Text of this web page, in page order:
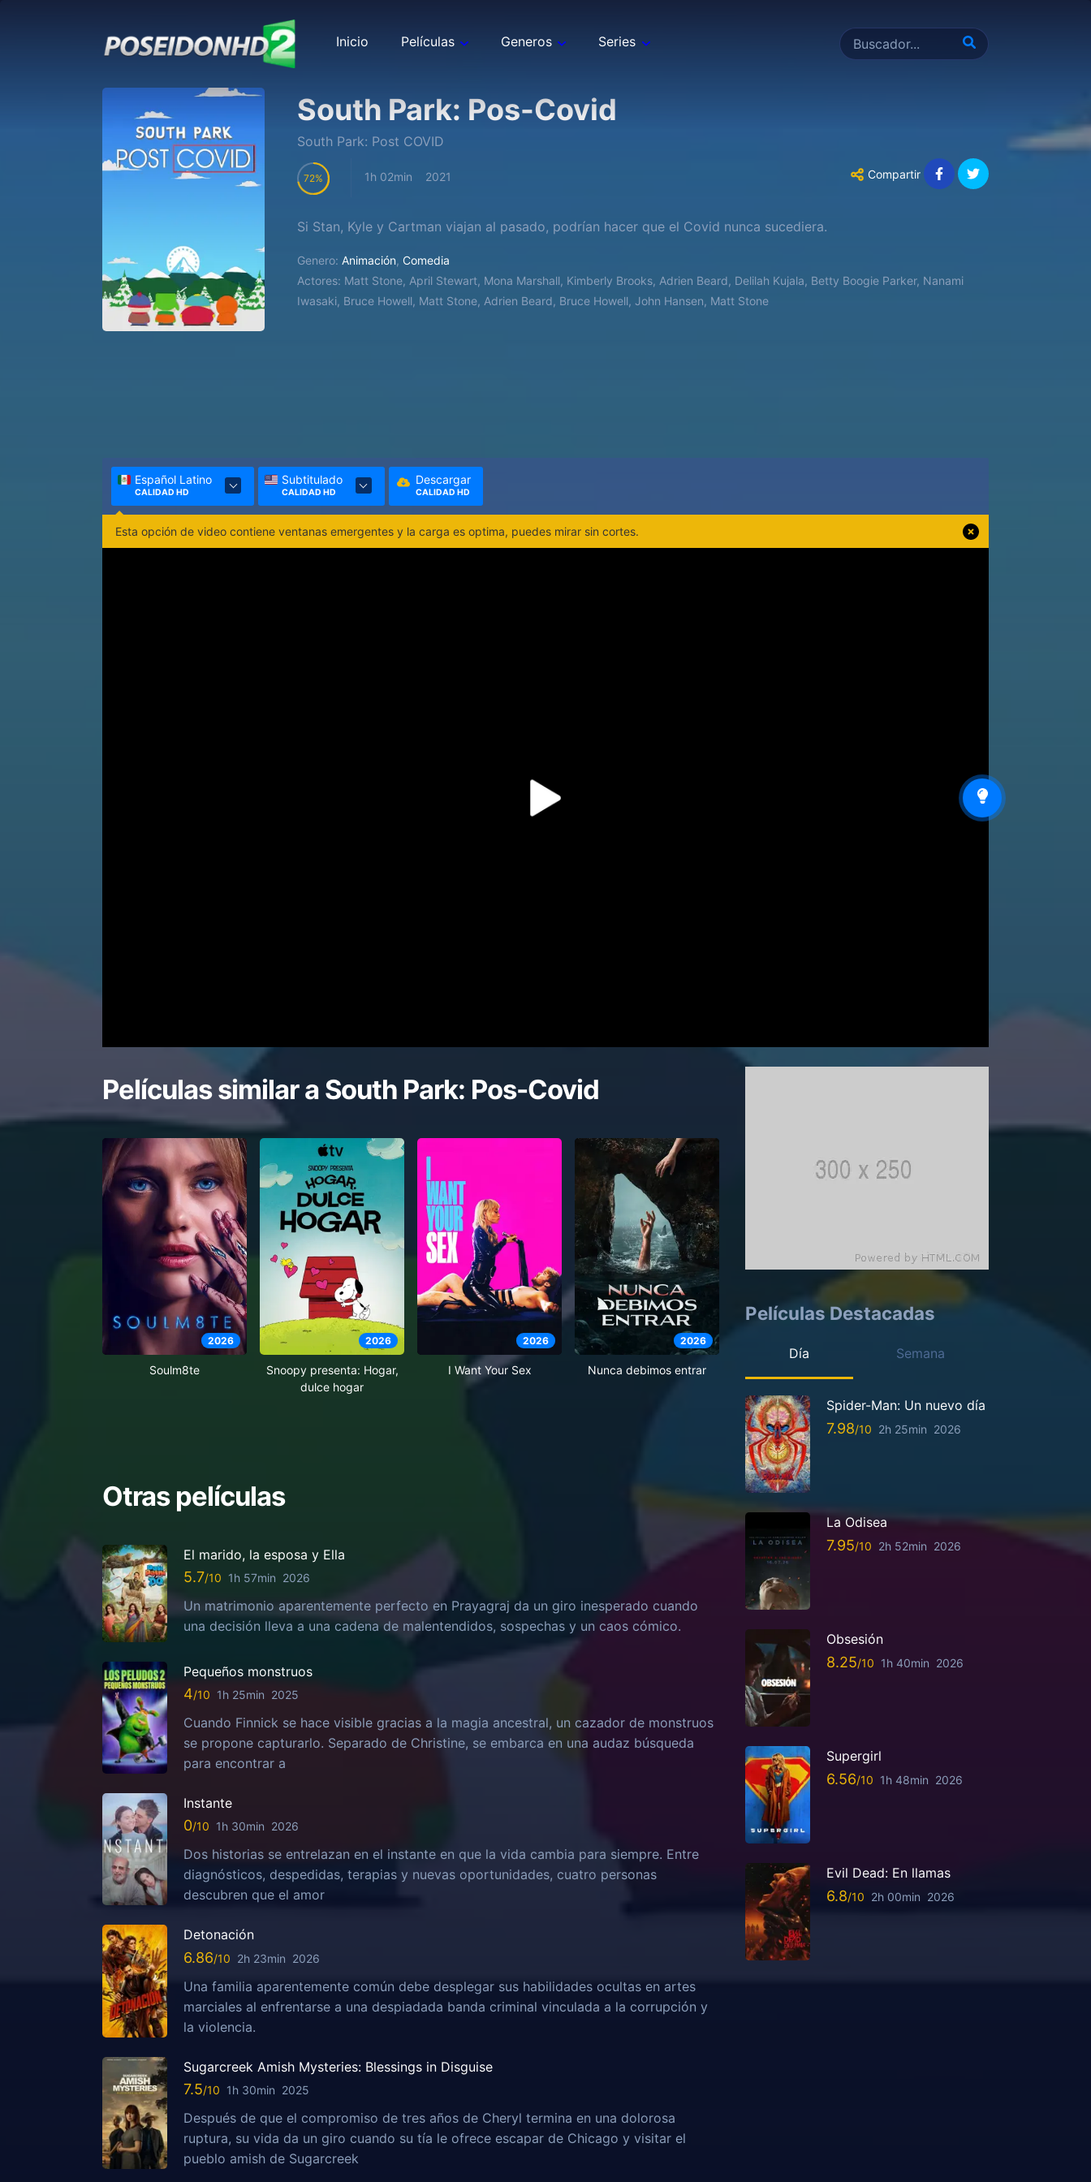
Inicio Películas Generos Series
South Park: Pos-Covid
South Park: Post COVID
72 1h 02min 2021 Compartir
Si Stan, Kyle y Cartman viajan al pasado, podrían hacer que el Covid nunca sucediera.
Genero: Animación, Comedia
Actores: Matt Stone, April Stewart, Mona Marshall, Kimberly Brooks, Adrien Beard, Delilah Kujala, Betty Boogie Parker, Nanami
Iwasaki, Bruce Howell, Matt Stone, Adrien Beard, Bruce Howell, John Hansen, Matt Stone
Español Latino
CALIDAD HD
Subtitulado
CALIDAD HD
Descargar
CALIDAD HD
Esta opción de video contiene ventanas emergentes y la carga es optima, puedes mirar sin cortes.
Películas similar a South Park: Pos-Covid
2026
Soulm8te
2026
Snoopy presenta: Hogar,
dulce hogar
2026
I Want Your Sex
2026
Nunca debimos entrar
Otras películas
El marido, la esposa y Ella
5.7 1h 57min 2026
Un matrimonio aparentemente perfecto en Prayagraj da un giro inesperado cuando
una decisión lleva a una cadena de malentendidos, sospechas y un caos cómico.
Pequeños monstruos
4 1h 25min 2025
Cuando Finnick se hace visible gracias a la magia ancestral, un cazador de monstruos
se propone capturarlo. Separado de Christine, se embarca en una audaz búsqueda
para encontrar a
Instante
0 1h 30min 2026
Dos historias se entrelazan en el instante en que la vida cambia para siempre. Entre
diagnósticos, despedidas, terapias y nuevas oportunidades, cuatro personas
descubren que el amor
Detonación
6.86 2h 23min 2026
Una familia aparentemente común debe desplegar sus habilidades ocultas en artes
marciales al enfrentarse a una despiadada banda criminal vinculada a la corrupción y
la violencia.
Sugarcreek Amish Mysteries: Blessings in Disguise
7.5 1h 30min 2025
Después de que el compromiso de tres años de Cheryl termina en una dolorosa
ruptura, su vida da un giro cuando su tía le ofrece escapar de Chicago y visitar el
pueblo amish de Sugarcreek
Películas Destacadas
Día Semana
Spider-Man: Un nuevo día
7.98 2h 25min 2026
La Odisea
7.95 2h 52min 2026
Obsesión
8.25 1h 40min 2026
Supergirl
6.56 1h 48min 2026
Evil Dead: En llamas
6.8 2h 00min 2026